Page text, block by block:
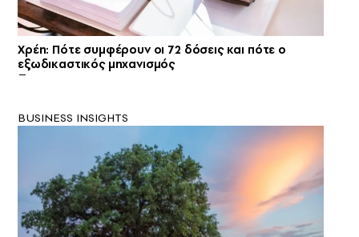
Χρέη: Πότε συμφέρουν οι 72 δόσεις και πότε ο
εξωδικαστικός μηχανισμός
BUSINESS INSIGHTS